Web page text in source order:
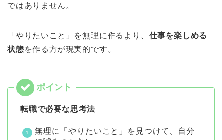
ではありません。
「やりたいこと」を無理に作るより、 仕事を楽しめる
状態を作る方が現実的です。
転職で必要な思考法
無理に「やりたいこと」を見つけて、自分